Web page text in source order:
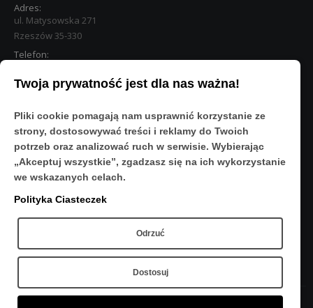
Adres:
ul. Matysowska 271
Rzeszów 35-330
Telefon:
STREFA KLIENTA
Moje konto
O Nas
Polityka prywatności
Regulamin
FAQ
OBSERWUJ NAS
Twoja prywatność jest dla nas ważna!
Pliki cookie pomagają nam usprawnić korzystanie ze
strony, dostosowywać treści i reklamy do Twoich
potrzeb oraz analizować ruch w serwisie. Wybierając
„Akceptuj wszystkie”, zgadzasz się na ich wykorzystanie
we wskazanych celach.
Polityka Ciasteczek
Odrzuć
Dostosuj